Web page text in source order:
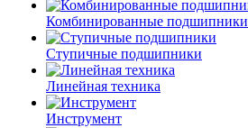
Комбинированные подшипники
Ступичные подшипники
Линейная техника
Инструмент